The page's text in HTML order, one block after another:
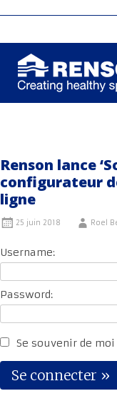
Renson lance
configurateur
ligne
25 juin 2018 Roel
Username:
Password:
Se souvenir de moi